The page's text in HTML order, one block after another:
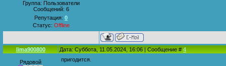
Группа: Пользователи
Сообщений: 6
Репутация: 0
Статус: Offline
lima900800 Дата: Суббота, 11.05.2024, 16:06 | Сообщение #4
Рядовой пригодится.